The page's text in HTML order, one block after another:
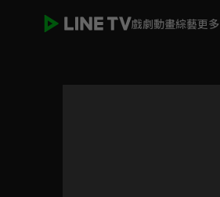
戲劇動畫綜藝更多